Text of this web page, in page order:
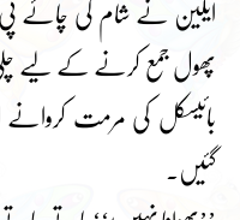
ایلین نے شام کی چائے
پھول جمع کرنے کے لیے
بائیسکل کی مرمت کروانے
گئیں۔